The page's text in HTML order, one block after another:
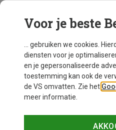
Voor je beste
... gebruiken we cookies.
diensten voor je
en je gepersonaliseerde
toestemming kan ook de
de VS omvatten. Zie het
meer informatie.